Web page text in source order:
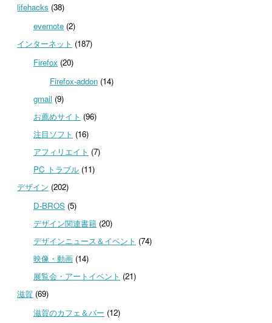
lifehacks (38)
evernote(2)
インターネット (187)
Firefox (20)
Firefox-addon(14)
gmail (9)
お薦めサイト (96)
注目ソフト (16)
アフィリエイト (7)
PC トラブル(11)
デザイン (202)
D-BROS(5)
デザイン関連書籍(20)
デザインニュース＆イベント (74)
映像・動画(14)
展覧会・アートイベント (21)
滋賀 (69)
滋賀のカフェ＆バー (12)